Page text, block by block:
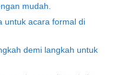
mudah.
untuk acara formal di
demi langkah untuk